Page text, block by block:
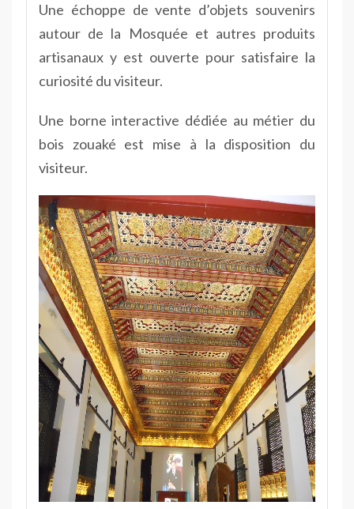
Une échoppe de vente d’objets souvenirs
autour de la Mosquée et autres produits
artisanaux y est ouverte pour satisfaire la
curiosité du visiteur.
Une borne interactive dédiée au métier du
bois zouaké est mise à la disposition du
visiteur.